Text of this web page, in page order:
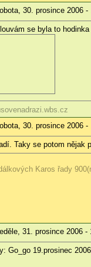
30. prosince 2006 -
se byla to
30. prosince 2006 -
Taky se potom nějak
Karos řady
31. prosince 2006 -
Go_go 19.prosinec 2006